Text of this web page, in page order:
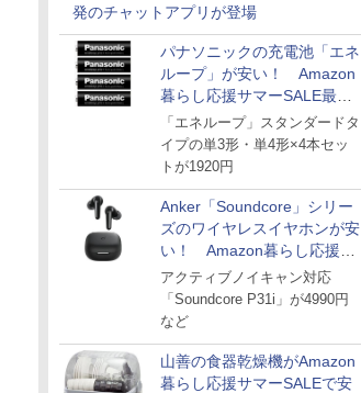
発のチャットアプリが登場
パナソニックの充電池「エネ
ループ」が安い！ Amazon
暮らし応援サマーSALE最終
日
「エネループ」スタンダードタ
イプの単3形・単4形×4本セッ
トが1920円
Anker「Soundcore」シリー
ズのワイヤレスイヤホンが安
い！ Amazon暮らし応援サ
マーSALE
アクティブノイキャン対応
「Soundcore P31i」が4990円
など
山善の食器乾燥機がAmazon
暮らし応援サマーSALEで安